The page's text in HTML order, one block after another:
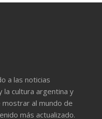
a las noticias
la cultura argentina y
al mundo de
más actualizado.